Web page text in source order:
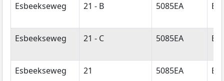
Esbeekseweg 21 - B 5085EA
Esbeekseweg 21 - C 5085EA
Esbeekseweg 21 5085EA